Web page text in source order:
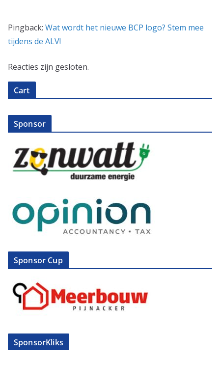
Pingback: Wat wordt het nieuwe BCP logo? Stem mee
tijdens de ALV!
Reacties zijn gesloten.
Cart
Sponsor
Sponsor Cup
SponsorKliks